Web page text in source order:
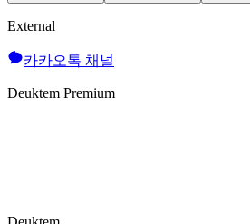
External
카카오톡 채널
Deuktem Premium